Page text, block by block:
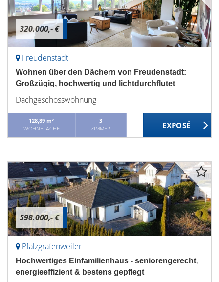
320.000,- €
Freudenstadt
Wohnen über den Dächern von Freudenstadt:
Großzügig, hochwertig und lichtdurchflutet
Dachgeschosswohnung
128,89 m²
WOHNFLÄCHE
3
ZIMMER
598.000,- €
Pfalzgrafenweiler
Hochwertiges Einfamilienhaus - seniorengerecht,
energieeffizient & bestens gepflegt